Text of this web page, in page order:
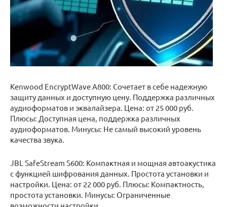
Kenwood EncryptWave A800: Сочетает в себе надежную
защиту данных и доступную цену. Поддержка различных
аудиоформатов и эквалайзера. Цена: от 25 000 руб.
Плюсы: Доступная цена, поддержка различных
аудиоформатов. Минусы: Не самый высокий уровень
качества звука.
JBL SafeStream S600: Компактная и мощная автоакустика
с функцией шифрования данных. Простота установки и
настройки. Цена: от 22 000 руб. Плюсы: Компактность,
простота установки. Минусы: Ограниченные